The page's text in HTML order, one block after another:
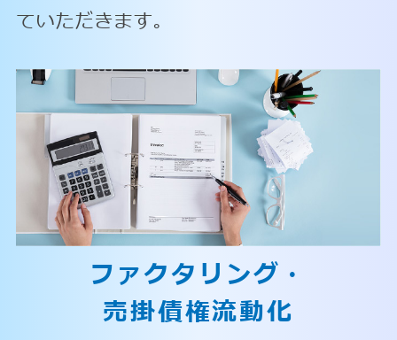
ていただきます。
ファクタリング・
売掛債権流動化